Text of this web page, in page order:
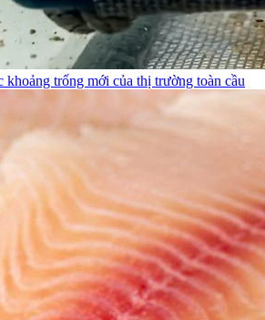
trống mới của thị trường toàn cầu